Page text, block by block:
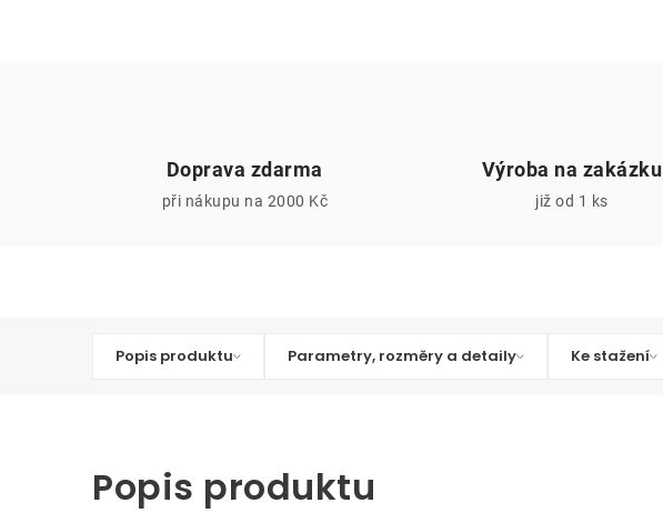
Doprava zdarma
při nákupu na 2000 Kč
Výroba na zakázku
již od 1 ks
Popis produktu Parametry, rozměry a detaily Ke stažení
Popis produktu